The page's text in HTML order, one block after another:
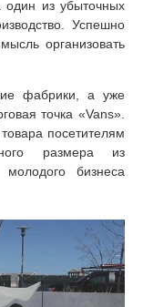
из убыточных
Успешно
организовать
фабрики, а уже
точка «Vans».
посетителям
размера из
бизнеса